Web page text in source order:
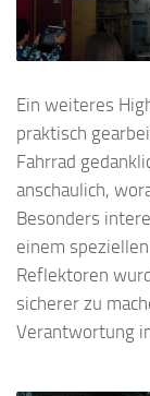
Ein weiteres
praktisch
Fahrrad
anschaulich,
Besonders
einem
Reflektoren
sicherer zu
Verantwortung